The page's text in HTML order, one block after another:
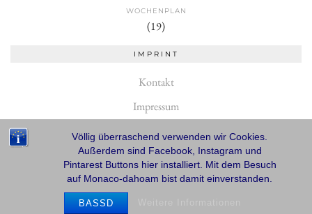
Völlig überraschend verwenden wir Cookies.
Außerdem sind Facebook, Instagram und
Pintarest Buttons hier installiert. Mit dem Besuch
auf Monaco-dahoam bist damit einverstanden.
BASSD
WOCHENPLAN
(19)
IMPRINT
Kontakt
Impressum
Datenschutzerklärung
THEME CREATED BY